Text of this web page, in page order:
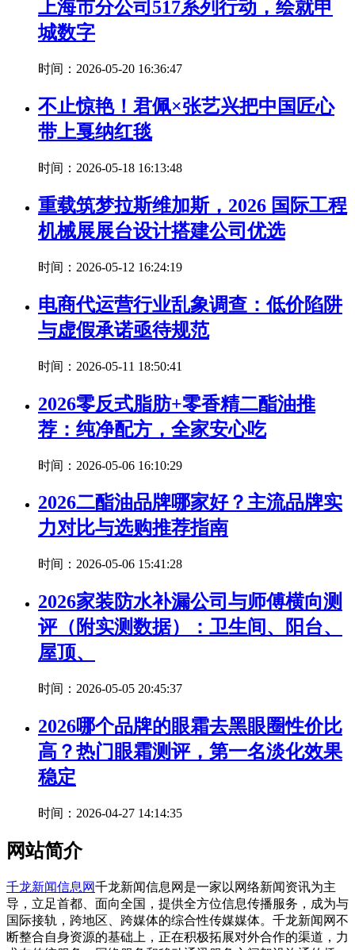
上海市分公司517系列行动，绘就申
城数字
时间：2026-05-20 16:36:47
不止惊艳！君佩×张艺兴把中国匠心
带上戛纳红毯
时间：2026-05-18 16:13:48
重载筑梦拉斯维加斯，2026 国际工程
机械展展台设计搭建公司优选
时间：2026-05-12 16:24:19
电商代运营行业乱象调查：低价陷阱
与虚假承诺亟待规范
时间：2026-05-11 18:50:41
2026零反式脂肪+零香精二酯油推
荐：纯净配方，全家安心吃
时间：2026-05-06 16:10:29
2026二酯油品牌哪家好？主流品牌实
力对比与选购推荐指南
时间：2026-05-06 15:41:28
2026家装防水补漏公司与师傅横向测
评（附实测数据）：卫生间、阳台、
屋顶、
时间：2026-05-05 20:45:37
2026哪个品牌的眼霜去黑眼圈性价比
高？热门眼霜测评，第一名淡化效果
稳定
时间：2026-04-27 14:14:35
网站简介
千龙新闻信息网千龙新闻信息网是一家以网络新闻资讯为主
导，立足首都、面向全国，提供全方位信息传播服务，成为与
国际接轨，跨地区、跨媒体的综合性传媒媒体。千龙新闻网不
断整合自身资源的基础上，正在积极拓展对外合作的渠道，力